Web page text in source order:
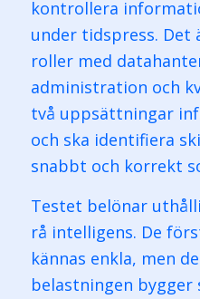
kontrollera
under tidspress. Det
roller med
administration och
två uppsättningar
och ska identifiera
snabbt och korrekt
Testet belönar
rå intelligens. De
kännas enkla, men
belastningen